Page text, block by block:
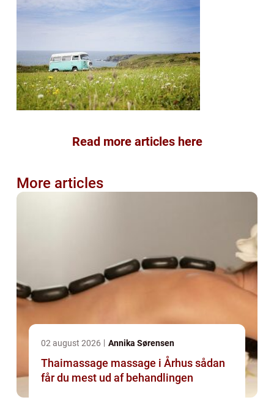
Read more articles here
More articles
02 august 2026 Annika Sørensen
Thaimassage massage i Århus sådan
får du mest ud af behandlingen